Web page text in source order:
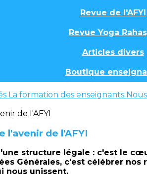
Revue de l'AFYI
Revue Yoga
Articles divers
Boutique
La formation des enseignants
l'avenir de l'AFYI
structure légale : c'est le
Générales, c'est célébrer
nous unissent.